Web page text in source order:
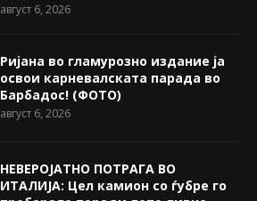
август 6, 2026
Ријана во гламурозно издание ја
освои карневалската парада во
Барбадос! (ФОТО)
август 6, 2026
НЕВЕРОЈАТНО ПОТРАГА ВО
ИТАЛИЈА: Цел камион со ѓубре го